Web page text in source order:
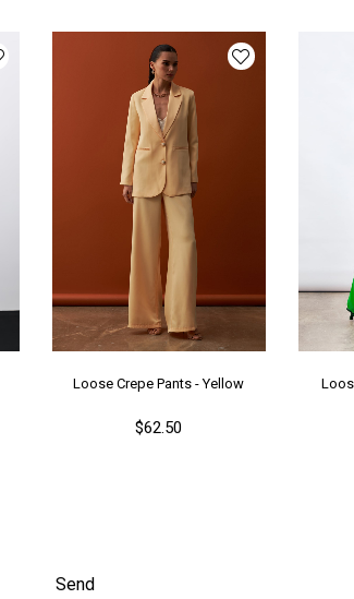
Ürün Detayı Lastikli
Bol
Astar Durumu Astarsız
TR
Genç
Loose Crepe Pants - Yellow
$62.50
Send